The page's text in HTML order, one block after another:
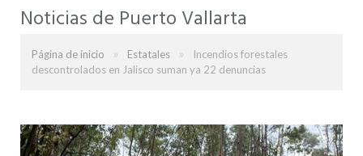
Noticias de Puerto Vallarta
Página de inicio » Estatales »
Incendios forestales
descontrolados en Jalisco suman ya 22 denuncias